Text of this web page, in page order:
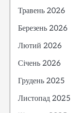
Травень 2026
Березень 2026
Лютий 2026
Січень 2026
Грудень 2025
Листопад 2025